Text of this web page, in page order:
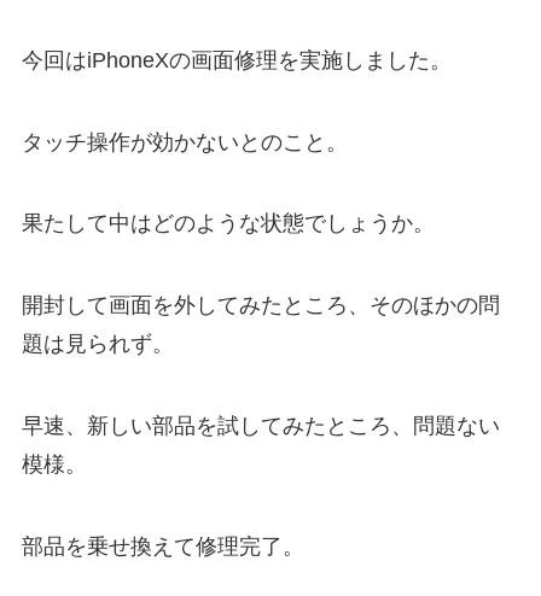
今回はiPhoneXの画面修理を実施しました。
タッチ操作が効かないとのこと。
果たして中はどのような状態でしょうか。
開封して画面を外してみたところ、そのほかの問
題は見られず。
早速、新しい部品を試してみたところ、問題ない
模様。
部品を乗せ換えて修理完了。